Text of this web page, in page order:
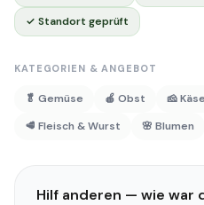
✓ Standort geprüft
KATEGORIEN & ANGEBOT
🥬 Gemüse 🍎 Obst 🧀 Käse
🥩 Fleisch & Wurst
🌸 Blumen
Hilf anderen — wie war